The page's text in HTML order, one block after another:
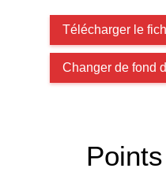
Télécharger le
Changer de fond